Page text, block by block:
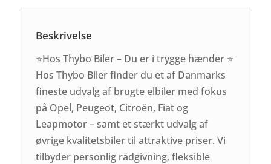
Beskrivelse
⭐Hos Thybo Biler – Du er i trygge hænder ⭐
Hos Thybo Biler finder du et af Danmarks
fineste udvalg af brugte elbiler med fokus
på Opel, Peugeot, Citroën, Fiat og
Leapmotor – samt et stærkt udvalg af
øvrige kvalitetsbiler til attraktive priser. Vi
tilbyder personlig rådgivning, fleksible